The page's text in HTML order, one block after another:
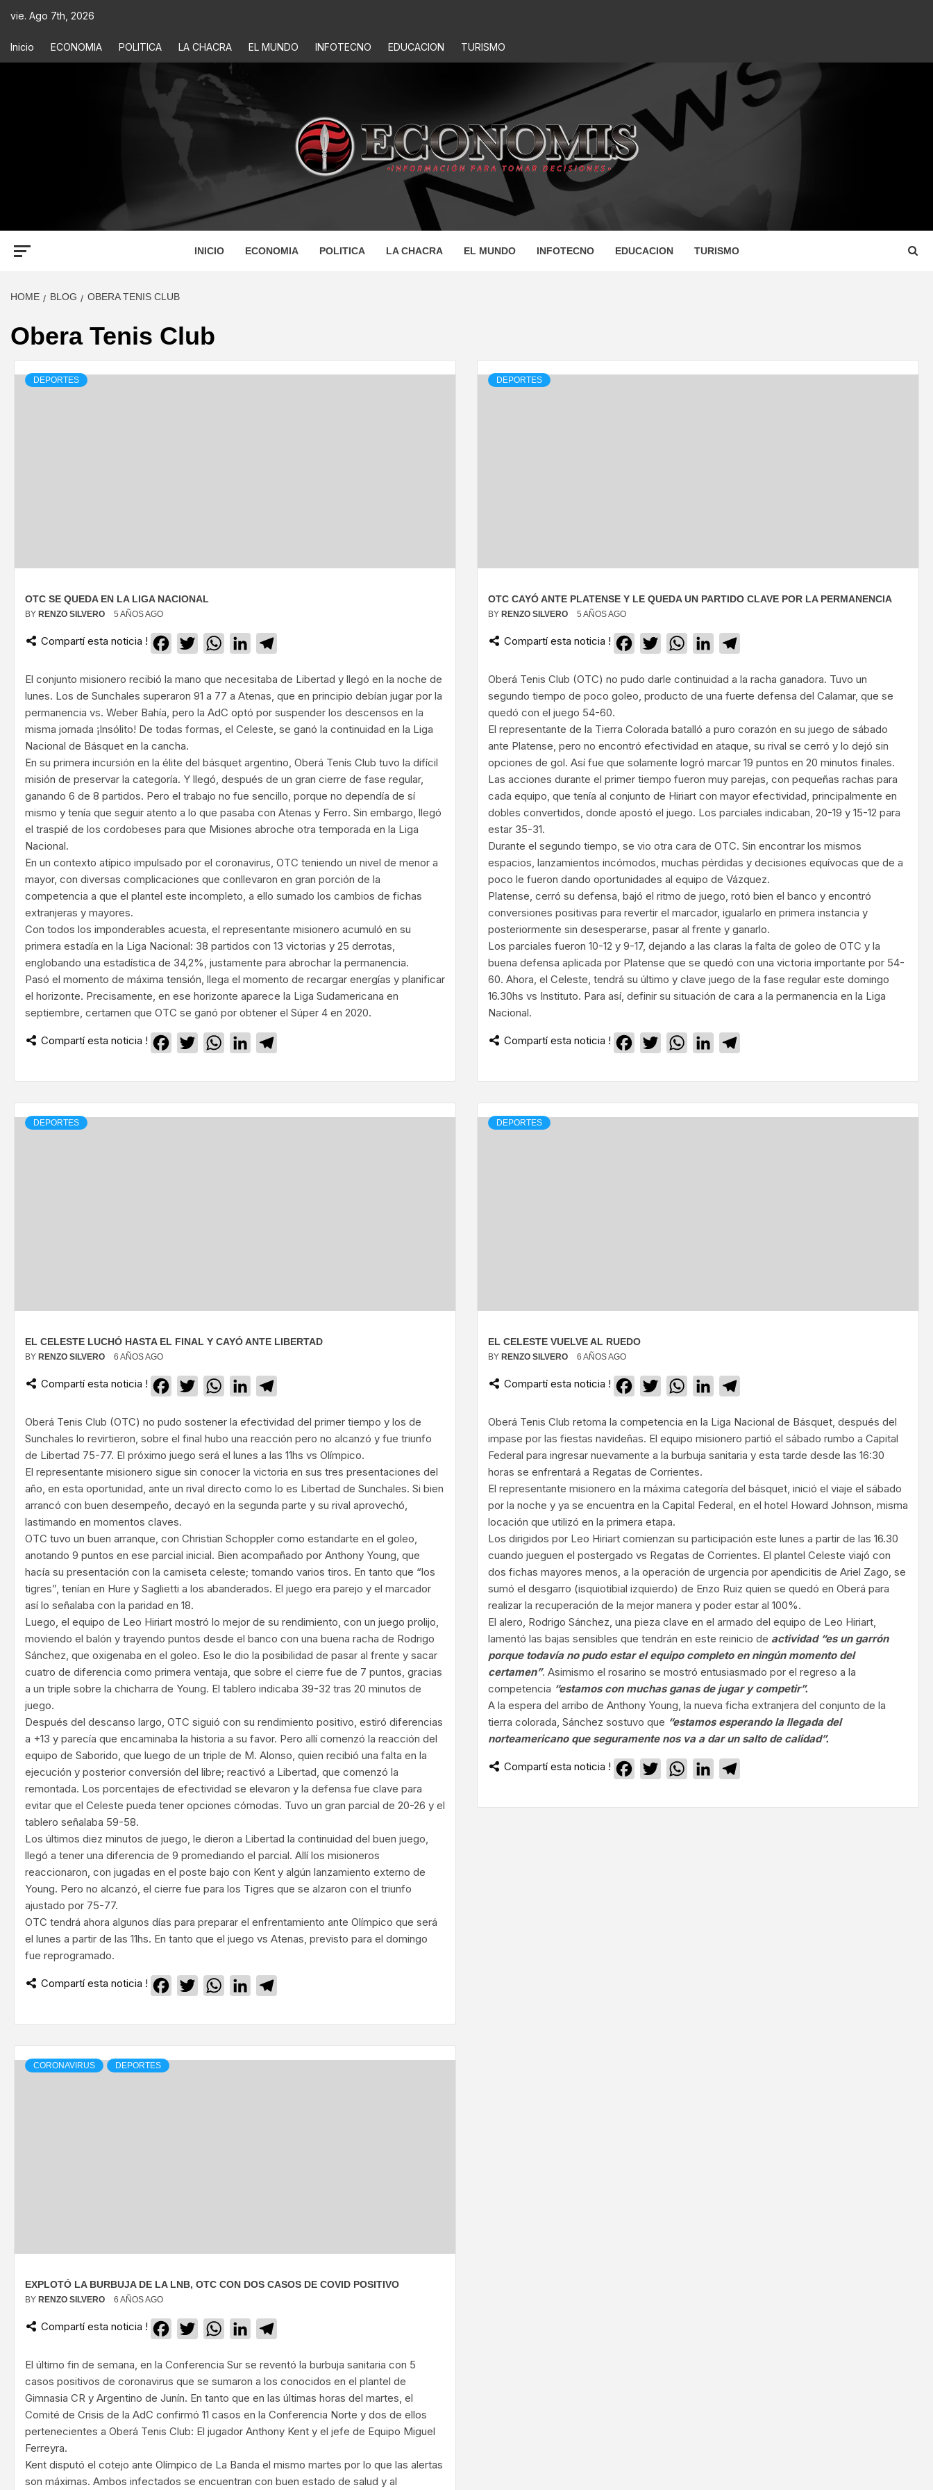
vie. Ago 7th, 2026
Inicio ECONOMIA POLITICA LA CHACRA EL MUNDO INFOTECNO EDUCACION TURISMO
ECONOMIS
INICIO ECONOMIA POLITICA LA CHACRA EL MUNDO INFOTECNO EDUCACION TURISMO
HOME BLOG OBERA TENIS CLUB
Obera Tenis Club
DEPORTES
OTC SE QUEDA EN LA LIGA NACIONAL
BY RENZO SILVERO 5 AÑOS AGO
Compartí esta noticia ! Facebook
TwitterWhatsApp
LinkedIn
El conjunto misionero recibió la mano que necesitaba de Libertad y llegó en la noche de
lunes. Los de Sunchales superaron 91 a 77 a Atenas, que en principio debían jugar por la
permanencia vs. Weber Bahía, pero la AdC optó por suspender los descensos en la
misma jornada ¡Insólito! De todas formas, el Celeste, se ganó la continuidad en la Liga
Nacional de Básquet en la cancha.
En su primera incursión en la élite del básquet argentino, Oberá Tenís Club tuvo la difícil
misión de preservar la categoría. Y llegó, después de un gran cierre de fase regular,
ganando 6 de 8 partidos. Pero el trabajo no fue sencillo, porque no dependía de sí
mismo y tenía que seguir atento a lo que pasaba con Atenas y Ferro. Sin embargo, llegó
el traspié de los cordobeses para que Misiones abroche otra temporada en la Liga
Nacional.
En un contexto atípico impulsado por el coronavirus, OTC teniendo un nivel de menor a
mayor, con diversas complicaciones que conllevaron en gran porción de la
competencia a que el plantel este incompleto, a ello sumado los cambios de fichas
extranjeras y mayores.
Con todos los imponderables acuesta, el representante misionero acumuló en su
primera estadía en la Liga Nacional: 38 partidos con 13 victorias y 25 derrotas,
englobando una estadística de 34,2%, justamente para abrochar la permanencia.
Pasó el momento de máxima tensión, llega el momento de recargar energías y planificar
el horizonte. Precisamente, en ese horizonte aparece la Liga Sudamericana en
septiembre, certamen que OTC se ganó por obtener el Súper 4 en 2020.
Compartí esta noticia ! Facebook
TwitterWhatsApp
LinkedIn
DEPORTES
OTC CAYÓ ANTE PLATENSE Y LE QUEDA UN PARTIDO CLAVE POR LA PERMANENCIA
BY RENZO SILVERO 5 AÑOS AGO
Compartí esta noticia ! Facebook
TwitterWhatsApp
LinkedIn
Oberá Tenis Club (OTC) no pudo darle continuidad a la racha ganadora. Tuvo un
segundo tiempo de poco goleo, producto de una fuerte defensa del Calamar, que se
quedó con el juego 54-60.
El representante de la Tierra Colorada batalló a puro corazón en su juego de sábado
ante Platense, pero no encontró efectividad en ataque, su rival se cerró y lo dejó sin
opciones de gol. Así fue que solamente logró marcar 19 puntos en 20 minutos finales.
Las acciones durante el primer tiempo fueron muy parejas, con pequeñas rachas para
cada equipo, que tenía al conjunto de Hiriart con mayor efectividad, principalmente en
dobles convertidos, donde apostó el juego. Los parciales indicaban, 20-19 y 15-12 para
estar 35-31.
Durante el segundo tiempo, se vio otra cara de OTC. Sin encontrar los mismos
espacios, lanzamientos incómodos, muchas pérdidas y decisiones equívocas que de a
poco le fueron dando oportunidades al equipo de Vázquez.
Platense, cerró su defensa, bajó el ritmo de juego, rotó bien el banco y encontró
conversiones positivas para revertir el marcador, igualarlo en primera instancia y
posteriormente sin desesperarse, pasar al frente y ganarlo.
Los parciales fueron 10-12 y 9-17, dejando a las claras la falta de goleo de OTC y la
buena defensa aplicada por Platense que se quedó con una victoria importante por 54-
60. Ahora, el Celeste, tendrá su último y clave juego de la fase regular este domingo
16.30hs vs Instituto. Para así, definir su situación de cara a la permanencia en la Liga
Nacional.
Compartí esta noticia ! Facebook
TwitterWhatsApp
LinkedIn
DEPORTES
EL CELESTE LUCHÓ HASTA EL FINAL Y CAYÓ ANTE LIBERTAD
BY RENZO SILVERO 6 AÑOS AGO
Compartí esta noticia ! Facebook
TwitterWhatsApp
LinkedIn
Oberá Tenis Club (OTC) no pudo sostener la efectividad del primer tiempo y los de
Sunchales lo revirtieron, sobre el final hubo una reacción pero no alcanzó y fue triunfo
de Libertad 75-77. El próximo juego será el lunes a las 11hs vs Olímpico.
El representante misionero sigue sin conocer la victoria en sus tres presentaciones del
año, en esta oportunidad, ante un rival directo como lo es Libertad de Sunchales. Si bien
arrancó con buen desempeño, decayó en la segunda parte y su rival aprovechó,
lastimando en momentos claves.
OTC tuvo un buen arranque, con Christian Schoppler como estandarte en el goleo,
anotando 9 puntos en ese parcial inicial. Bien acompañado por Anthony Young, que
hacía su presentación con la camiseta celeste; tomando varios tiros. En tanto que “los
tigres”, tenían en Hure y Saglietti a los abanderados. El juego era parejo y el marcador
así lo señalaba con la paridad en 18.
Luego, el equipo de Leo Hiriart mostró lo mejor de su rendimiento, con un juego prolijo,
moviendo el balón y trayendo puntos desde el banco con una buena racha de Rodrigo
Sánchez, que oxigenaba en el goleo. Eso le dio la posibilidad de pasar al frente y sacar
cuatro de diferencia como primera ventaja, que sobre el cierre fue de 7 puntos, gracias
a un triple sobre la chicharra de Young. El tablero indicaba 39-32 tras 20 minutos de
juego.
Después del descanso largo, OTC siguió con su rendimiento positivo, estiró diferencias
a +13 y parecía que encaminaba la historia a su favor. Pero allí comenzó la reacción del
equipo de Saborido, que luego de un triple de M. Alonso, quien recibió una falta en la
ejecución y posterior conversión del libre; reactivó a Libertad, que comenzó la
remontada. Los porcentajes de efectividad se elevaron y la defensa fue clave para
evitar que el Celeste pueda tener opciones cómodas. Tuvo un gran parcial de 20-26 y el
tablero señalaba 59-58.
Los últimos diez minutos de juego, le dieron a Libertad la continuidad del buen juego,
llegó a tener una diferencia de 9 promediando el parcial. Allí los misioneros
reaccionaron, con jugadas en el poste bajo con Kent y algún lanzamiento externo de
Young. Pero no alcanzó, el cierre fue para los Tigres que se alzaron con el triunfo
ajustado por 75-77.
OTC tendrá ahora algunos días para preparar el enfrentamiento ante Olímpico que será
el lunes a partir de las 11hs. En tanto que el juego vs Atenas, previsto para el domingo
fue reprogramado.
Compartí esta noticia ! Facebook
TwitterWhatsApp
LinkedIn
DEPORTES
EL CELESTE VUELVE AL RUEDO
BY RENZO SILVERO 6 AÑOS AGO
Compartí esta noticia ! Facebook
TwitterWhatsApp
LinkedIn
Oberá Tenis Club retoma la competencia en la Liga Nacional de Básquet, después del
impase por las fiestas navideñas. El equipo misionero partió el sábado rumbo a Capital
Federal para ingresar nuevamente a la burbuja sanitaria y esta tarde desde las 16:30
horas se enfrentará a Regatas de Corrientes.
El representante misionero en la máxima categoría del básquet, inició el viaje el sábado
por la noche y ya se encuentra en la Capital Federal, en el hotel Howard Johnson, misma
locación que utilizó en la primera etapa.
Los dirigidos por Leo Hiriart comienzan su participación este lunes a partir de las 16.30
cuando jueguen el postergado vs Regatas de Corrientes. El plantel Celeste viajó con
dos fichas mayores menos, a la operación de urgencia por apendicitis de Ariel Zago, se
sumó el desgarro (isquiotibial izquierdo) de Enzo Ruiz quien se quedó en Oberá para
realizar la recuperación de la mejor manera y poder estar al 100%.
El alero, Rodrigo Sánchez, una pieza clave en el armado del equipo de Leo Hiriart,
lamentó las bajas sensibles que tendrán en este reinicio de actividad “es un garrón
porque todavía no pudo estar el equipo completo en ningún momento del
certamen”. Asimismo el rosarino se mostró entusiasmado por el regreso a la
competencia “estamos con muchas ganas de jugar y competir”.
A la espera del arribo de Anthony Young, la nueva ficha extranjera del conjunto de la
tierra colorada, Sánchez sostuvo que “estamos esperando la llegada del
norteamericano que seguramente nos va a dar un salto de calidad”.
Compartí esta noticia ! Facebook
TwitterWhatsApp
LinkedIn
CORONAVIRUS DEPORTES
EXPLOTÓ LA BURBUJA DE LA LNB, OTC CON DOS CASOS DE COVID POSITIVO
BY RENZO SILVERO 6 AÑOS AGO
Compartí esta noticia ! Facebook
TwitterWhatsApp
LinkedIn
El último fin de semana, en la Conferencia Sur se reventó la burbuja sanitaria con 5
casos positivos de coronavirus que se sumaron a los conocidos en el plantel de
Gimnasia CR y Argentino de Junín. En tanto que en las últimas horas del martes, el
Comité de Crisis de la AdC confirmó 11 casos en la Conferencia Norte y dos de ellos
pertenecientes a Oberá Tenis Club: El jugador Anthony Kent y el jefe de Equipo Miguel
Ferreyra.
Kent disputó el cotejo ante Olímpico de La Banda el mismo martes por lo que las alertas
son máximas. Ambos infectados se encuentran con buen estado de salud y al